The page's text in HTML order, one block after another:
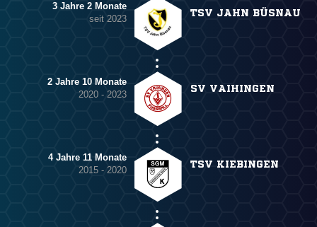
3 Jahre 2 Monate
seit 2023
TSV JAHN BÜSNAU
2 Jahre 10 Monate
2020 - 2023
SV VAIHINGEN
4 Jahre 11 Monate
2015 - 2020
TSV KIEBINGEN